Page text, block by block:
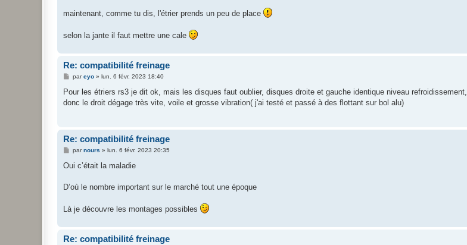
maintenant, comme tu dis, l'étrier prends un peu de place
selon la jante il faut mettre une cale
Re: compatibilité freinage
M
s
a
pareyo» lun. 6 févr. 2023 18:40
Pour les étriers rs3 je dit ok, mais les disques faut oublier, disques droite et gauche identique niveau refroidissement,
donc le droit dégage très vite, voile et grosse vibration( j'ai testé et passé à des flottant sur bol alu)
Re: compatibilité freinage
M
s
g
parnours » lun. 6 févr. 2023 20:35
Oui c’était la maladie
D’où le nombre important sur le marché tout une époque
Là je découvre les montages possibles
Re: compatibilité freinage